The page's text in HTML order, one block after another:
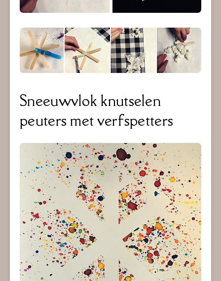
Sneeuwvlok knutselen
peuters met verfspetters